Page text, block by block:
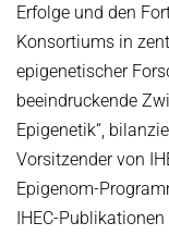
Erfolge und den
Konsortiums in
epigenetischer
beeindruckende
Epigenetik“,
Vorsitzender von
Epigenom-
IHEC-